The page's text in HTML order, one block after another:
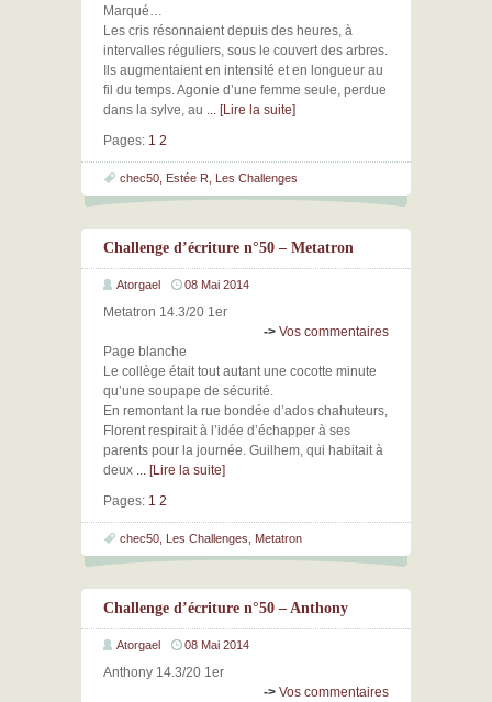
Marqué…
Les cris résonnaient depuis des heures, à
intervalles réguliers, sous le couvert des arbres.
Ils augmentaient en intensité et en longueur au
fil du temps. Agonie d’une femme seule, perdue
dans la sylve, au ... [Lire la suite]
Pages: 1 2
chec50 Estée R Les Challenges
Challenge d’écriture n°50 – Metatron
Atorgael 08 Mai 2014
Metatron 14.3/20 1er
-> Vos commentaires
Page blanche
Le collège était tout autant une cocotte minute
qu’une soupape de sécurité.
En remontant la rue bondée d’ados chahuteurs,
Florent respirait à l’idée d’échapper à ses
parents pour la journée. Guilhem, qui habitait à
deux ... [Lire la suite]
Pages: 1 2
chec50 Les Challenges Metatron
Challenge d’écriture n°50 – Anthony
Atorgael 08 Mai 2014
Anthony 14.3/20 1er
-> Vos commentaires